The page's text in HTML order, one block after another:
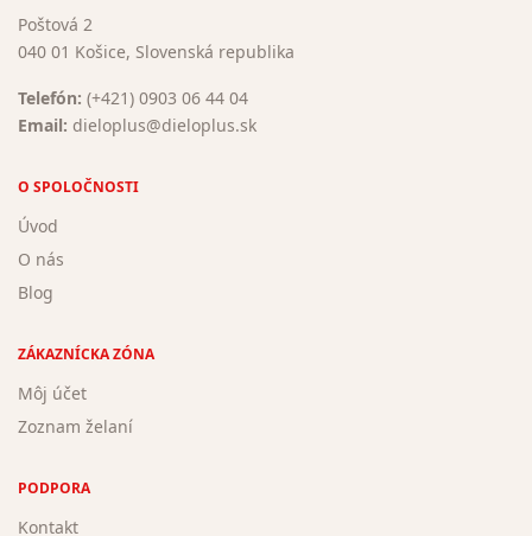
Poštová 2
040 01 Košice, Slovenská republika
Telefón: (+421) 0903 06 44 04
Email: dieloplus@dieloplus.sk
O SPOLOČNOSTI
Úvod
O nás
Blog
ZÁKAZNÍCKA ZÓNA
Môj účet
Zoznam želaní
PODPORA
Kontakt